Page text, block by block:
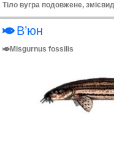
В’юн
Misgurnus fossilis